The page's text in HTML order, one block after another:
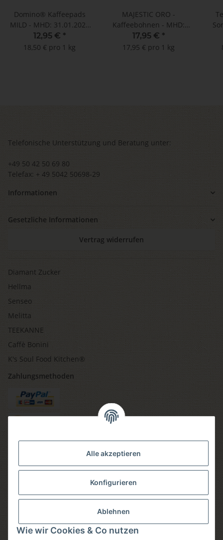
Alle akzeptieren
Konfigurieren
Ablehnen
Wie wir Cookies & Co nutzen
Domino® Kaffeepads
MILD - MHD: 31.01.2026
!! (100 Pads im
Megabeutel)
12,95 € *
18,50 € pro 1 kg
MAJESTIC ORO -
Kaffeebohnen - MHD:
31.01.2026 ! (1000 g)
17,95 € *
17,95 € pro 1 kg
Telefonische Unterstützung und Beratung unter:
+49 50 42 50 69 80
Telefax: + 49 5042 50698-29
Informationen
Gesetzliche Informationen
Vertrag widerrufen
Diamant Zucker
Hellma
Senseo
Melitta
TEEKANNE
Caffè Bonini
K's Soul Food Kitchen®
Zahlungsmethoden
Versandmethoden